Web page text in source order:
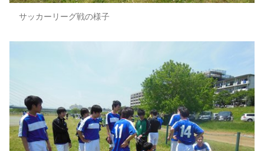
サッカーリーグ戦の様子